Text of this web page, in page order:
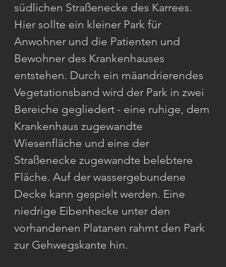
südlichen Straßenecke des Karrees.
Hier sollte ein kleiner Park für
Anwohner und die Patienten und
Bewohner des Krankenhauses
entstehen. Durch ein mäandrierendes
Vegetationsband wird der Park in zwei
Bereiche gegliedert - eine ruhige, dem
Krankenhaus zugewandte
Wiesenfläche und eine der
Straßenecke zugewandte belebtere
Fläche. Auf der wassergebundene
Decke kann gespielt werden. Eine
niedrige Eibenhecke unter den
vorhandenen Platanen rahmt den Park
zur Gehwegskante hin.